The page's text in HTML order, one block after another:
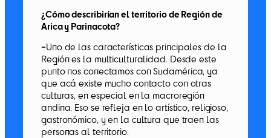
¿Cómo describirían el territorio de Región de
Arica y Parinacota?
–Uno de las características principales de la
Región es la multiculturalidad. Desde este
punto nos conectamos con Sudamérica, ya
que acá existe mucho contacto con otras
culturas, en especial en la macroregión
andina. Eso se refleja en lo artístico, religioso,
gastronómico, y en la cultura que traen las
personas al territorio.